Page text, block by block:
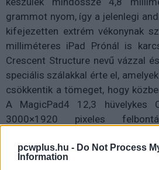
pcwplus.hu - Do Not Process
Information
grammot nyom, így a jelenlegi
kifejezetten extrém vékonynak
milliméteres iPad Prónál is
Crescent Structure nevű vázzal
speciális szálakkal érte el,
csökkentik a tömeget, hogy
A MagicPad4 12,3 hüvelykes
3000×1920 pixeles
A panel 1,07 milliárd szín
keskeny káváknak